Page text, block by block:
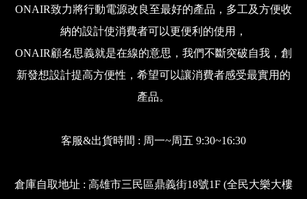
ONAIR致力將行動電源改良至最好的產品，多工及方便收
納的設計使消費者可以更便利的使用，
ONAIR顧名思義就是在線的意思，我們不斷突破自我，創
新發想設計提高方便性，希望可以讓消費者感受最實用的
產品。
客服&出貨時間 : 周一~周五 9:30~16:30
倉庫自取地址 : 高雄市三民區鼎義街18號1F (全民大樂大樓